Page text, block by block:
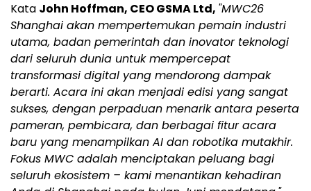
Kata John Hoffman, CEO GSMA Ltd, "MWC26
Shanghai akan mempertemukan pemain industri
utama, badan pemerintah dan inovator teknologi
dari seluruh dunia untuk mempercepat
transformasi digital yang mendorong dampak
berarti. Acara ini akan menjadi edisi yang sangat
sukses, dengan perpaduan menarik antara peserta
pameran, pembicara, dan berbagai fitur acara
baru yang menampilkan AI dan robotika mutakhir.
Fokus MWC adalah menciptakan peluang bagi
seluruh ekosistem – kami menantikan kehadiran